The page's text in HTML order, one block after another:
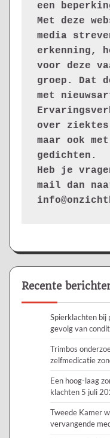
een
Met deze
media
erkenning,
voor deze
groep. Dat
met
over ziektes
maar ook
gedichten.
Heb je
mail dan
Recente
Spierklachten bij
gevolg van
Trimbos
zelfmedicatie
Een hoog-laag
klachten 5 juli
Tweede Kamer
vervangende